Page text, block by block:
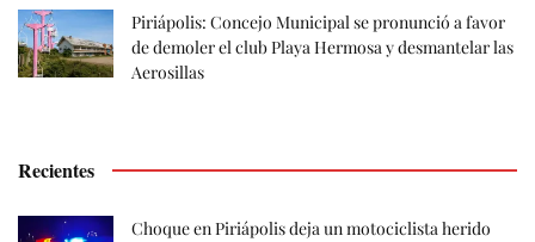
Piriápolis: Concejo Municipal se pronunció a favor
de demoler el club Playa Hermosa y desmantelar las
Aerosillas
Recientes
Choque en Piriápolis deja un motociclista herido